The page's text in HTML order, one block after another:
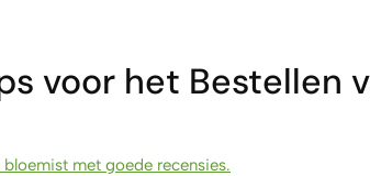
voor het Bestellen
bloemist met goede recensies.